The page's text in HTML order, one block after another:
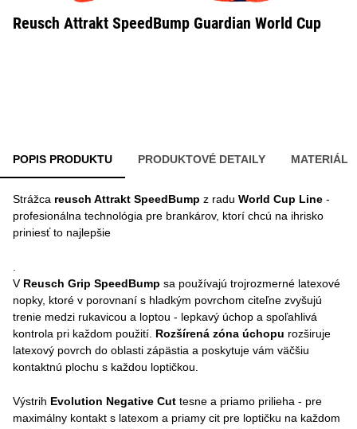
Reusch Attrakt SpeedBump Guardian World Cup
POPIS PRODUKTU PRODUKTOVÉ DETAILY MATERIÁL
Strážca reusch Attrakt SpeedBump z radu World Cup Line -
profesionálna technológia pre brankárov, ktorí chcú na ihrisko
priniesť to najlepšie
V Reusch Grip SpeedBump sa používajú trojrozmerné latexové
nopky, ktoré v porovnaní s hladkým povrchom citeľne zvyšujú
trenie medzi rukavicou a loptou - lepkavý úchop a spoľahlivá
kontrola pri každom použití. Rozšírená zóna úchopu rozširuje
latexový povrch do oblasti zápästia a poskytuje vám väčšiu
kontaktnú plochu s každou loptičkou.
Výstrih Evolution Negative Cut tesne a priamo prilieha - pre
maximálny kontakt s latexom a priamy cit pre loptičku na každom